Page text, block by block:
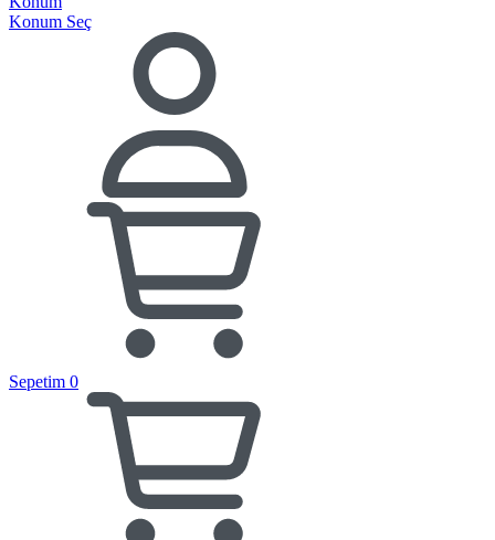
Konum Seç
Sepetim 0